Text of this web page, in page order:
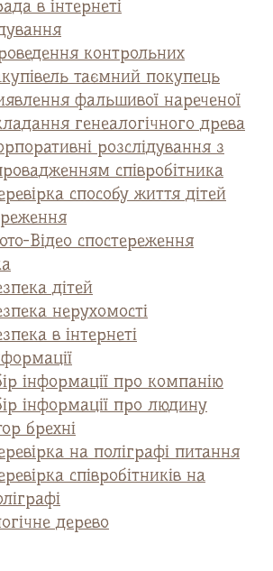
в інтернеті
контрольних
таємний покупець
фальшивої нареченої
генеалогічного древа
розслідування з
співробітника
способу життя дітей
Відео спостереження
дітей
нерухомості
в інтернеті
інформації про компанію
інформації про людину
брехні
на поліграфі питання
співробітників на
дерево